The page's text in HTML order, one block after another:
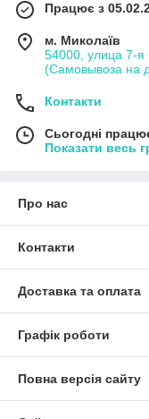
Працює з
м. Миколаїв
54000, улица 7-
(Самовывоза на
Контакти
Сьогодні
Показати весь
Про нас
Контакти
Доставка та оплата
Графік роботи
Повна версія сайту